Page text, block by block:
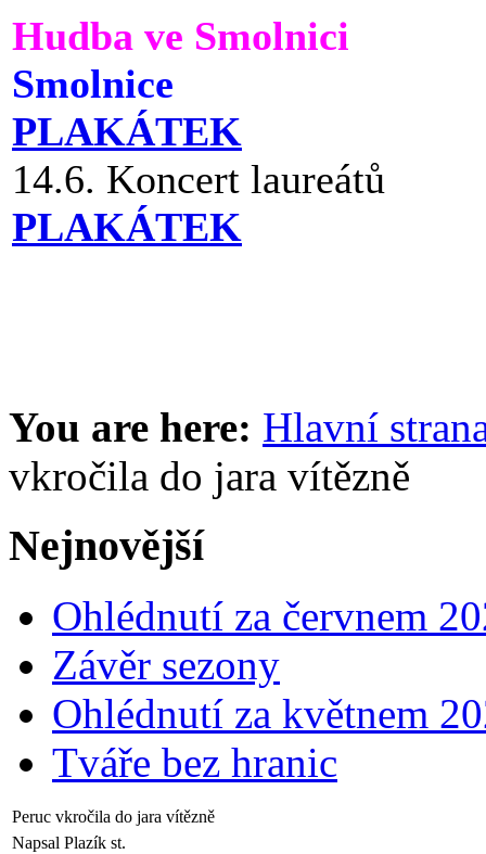
Hudba ve Smolnici
Smolnice
PLAKÁTEK
14.6. Koncert laureátů
PLAKÁTEK
You are here: Hlavní
vkročila do jara vítězně
Nejnovější
Ohlédnutí za červnem
Závěr sezony
Ohlédnutí za květnem
Tváře bez hranic
Peruc vkročila do jara vítězně
Napsal Plazík st.